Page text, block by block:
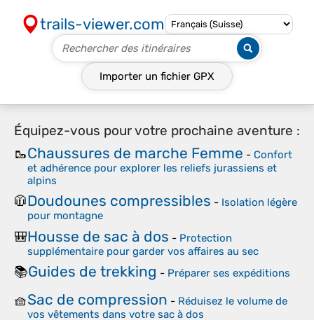
trails-viewer.com
Importer un fichier GPX
Équipez-vous pour votre prochaine aventure :
🥾Chaussures de marche Femme - Confort
et adhérence pour explorer les reliefs jurassiens et
alpins
🧥Doudounes compressibles - Isolation légère
pour montagne
🎒Housse de sac à dos - Protection
supplémentaire pour garder vos affaires au sec
📚Guides de trekking - Préparer ses expéditions
🧺Sac de compression - Réduisez le volume de
vos vêtements dans votre sac à dos